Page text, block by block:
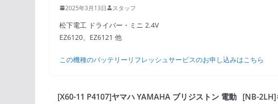
2025年3月13日 スタッフ
松下電工 ドライバー・ミニ 2.4V
EZ6120、EZ6121 他
この機種のバッテリーリフレッシュサービスのお申し込みはこちら
[X60-11 P4107]ヤマハ YAMAHA ブリジストン 電動 [NB-2LH]